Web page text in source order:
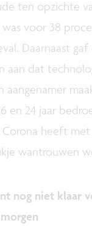
ten opzichte
voor 38
Daarnaast
aan dat
aangenamer
en 24 jaar
Corona heeft
wantrouwen
nog niet klaar